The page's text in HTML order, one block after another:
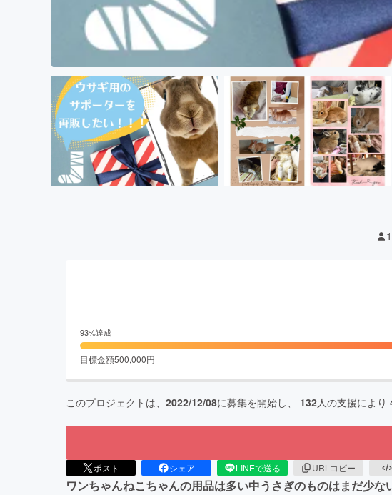
93%達成
目標金額500,000円
このプロジェクトは、 2022/12/08に募集を開始し、 132人の支援により
ポスト シェア LINEで送る URLコピー
ワンちゃんねこちゃんの用品は多い中うさぎのものはまだ少